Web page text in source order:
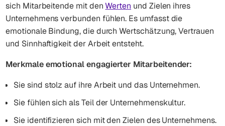
sich Mitarbeitende mit denWerten und Zielen ihres
Unternehmens verbunden fühlen. Es umfasst die
emotionale Bindung, die durch Wertschätzung, Vertrauen
und Sinnhaftigkeit der Arbeit entsteht.
Merkmale emotional engagierter Mitarbeitender:
Sie sind stolz auf ihre Arbeit und das Unternehmen.
Sie fühlen sich als Teil der Unternehmenskultur.
Sie identifizieren sich mit den Zielen des Unternehmens.